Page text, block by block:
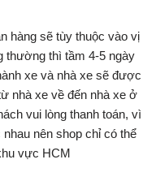
hàng sẽ tùy thuộc vào vị
thường thì tầm 4-5 ngày
xe và nhà xe sẽ được
nhà xe về đến nhà xe ở
vui lòng thanh toán, vì
nên shop chỉ có thể
vực HCM